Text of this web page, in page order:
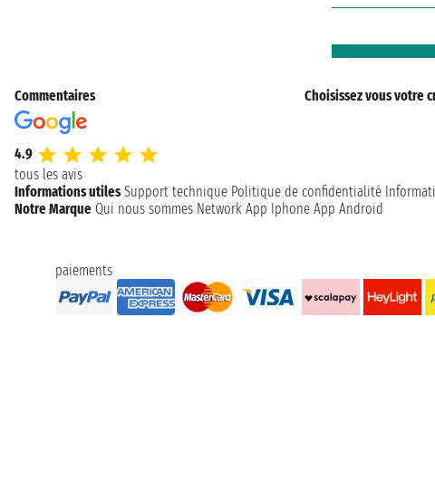
Commentaires
4.9
tous les avis
Choisissez vous votre
Informations utiles Support technique Politique de confidentialité
Notre Marque Qui nous sommes Network App Iphone App Android
paiements